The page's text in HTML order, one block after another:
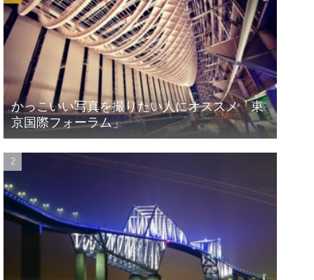
かっこいい写真を撮りたい人にオススメ「東
京国際フォーラム」